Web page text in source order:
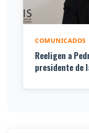
COMUNICADOS
Reeligen a
presidente de